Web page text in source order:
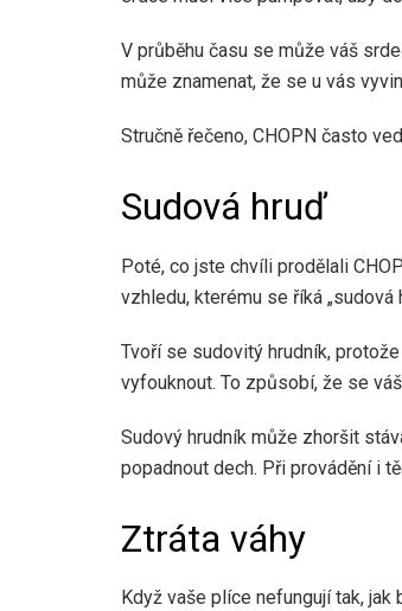
V průběhu času se může váš
může znamenat, že se u vás
Stručně řečeno, CHOPN často
Sudová hruď
Poté, co jste chvíli prodělali
vzhledu, kterému se říká „sudová
Tvoří se sudovitý hrudník,
vyfouknout. To způsobí, že se
Sudový hrudník může zhoršit
popadnout dech. Při provádění i
Ztráta váhy
Když vaše plíce nefungují tak,